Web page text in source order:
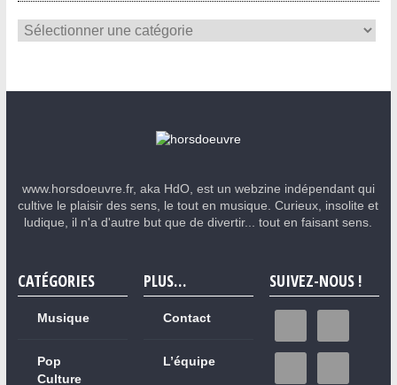
www.horsdoeuvre.fr, aka HdO, est un webzine indépendant qui
cultive le plaisir des sens, le tout en musique. Curieux, insolite et
ludique, il n'a d'autre but que de divertir... tout en faisant sens.
CATÉGORIES
Musique
Pop
Culture
PLUS…
Contact
L’équipe
SUIVEZ-NOUS !